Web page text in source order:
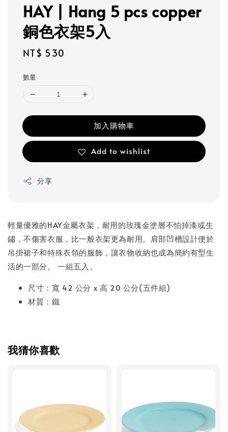
HAY | Hang 5 pcs copper
銅色衣架5入
Regular
NT$ 530
數量
加入購物車
Add to wishlist
分享
輕量優雅的HAY金屬衣架，耐用的玫瑰金塗層不怕掉漆或生
鏽，不傷害衣服，比一般衣架更為耐用。肩部凹槽設計便於
吊掛裙子和特殊衣領的服飾，讓衣物收納也成為簡約有型生
活的一部分。 一組五入。
尺寸：寬 42 公分 x 高 20 公分(五件組)
材質：鐵
我猜你喜歡